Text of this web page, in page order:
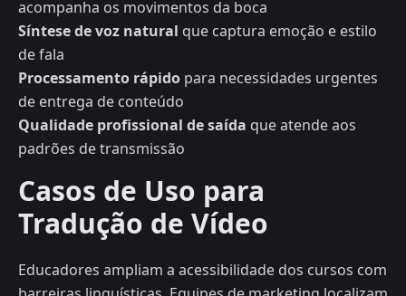
acompanha os movimentos da boca
Síntese de voz natural que captura emoção e estilo
de fala
Processamento rápido para necessidades urgentes
de entrega de conteúdo
Qualidade profissional de saída que atende aos
padrões de transmissão
Casos de Uso para
Tradução de Vídeo
Educadores ampliam a acessibilidade dos cursos com